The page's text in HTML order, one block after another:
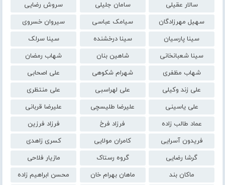
سالار عقیلی
سامان جلیلی
سروش رضایی
سهیل مهرزادگان
سیامک عباسی
سیروان خسروی
سینا پارسیان
سینا درخشنده
سینا سرلک
سینا شعبانخانی
شاهین بنان
شهاب رمضان
شهاب مظفری
شهرام شکوهی
علی اصحابی
علی زند وکیلی
علی لهراسبی
علی منتظری
علی یاسینی
علیرضا طلیسچی
علیرضا قربانی
عماد طالب زاده
فرزاد فرخ
فرزاد فرزین
فریدون آسرایی
کامران مولایی
کسری زاهدی
گرشا رضایی
گروه رستاک
مازیار فلاحی
ماکان بند
ماهان بهرام خان
محسن ابراهیم زاده